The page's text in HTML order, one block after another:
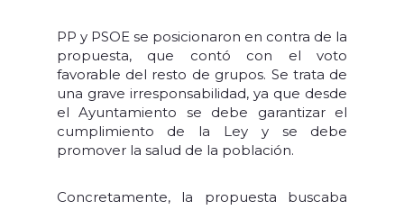
PP y PSOE se posicionaron en contra de la
propuesta, que contó con el voto
favorable del resto de grupos. Se trata de
una grave irresponsabilidad, ya que desde
el Ayuntamiento se debe garantizar el
cumplimiento de la Ley y se debe
promover la salud de la población.
Concretamente, la propuesta buscaba